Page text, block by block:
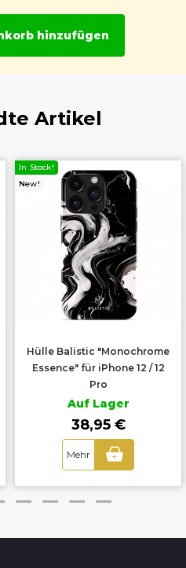
hinzufügen
Artikel
New!
In Stock!
Hülle Balistic "Monochrome
Essence" für iPhone 12 / 12
Pro
Auf Lager
38,95 €
Mehr +